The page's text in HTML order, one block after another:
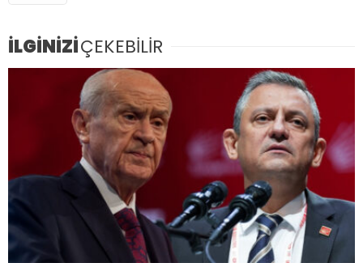
İLGİNİZİÇEKEBİLİR